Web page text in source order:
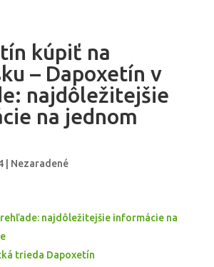
kúpiť na
– Dapoxetín v
najdôležitejšie
na jednom
| Nezaradené
najdôležitejšie informácie na
trieda Dapoxetín